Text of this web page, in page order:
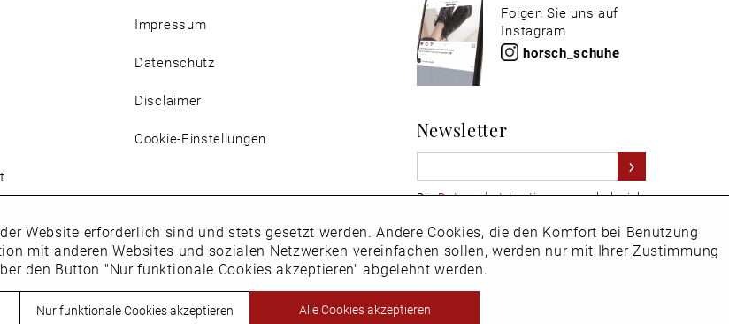
Impressum
Datenschutz
Disclaimer
Cookie-Einstellungen
Folgen Sie uns auf
Instagram
horsch_schuhe
Newsletter
DieDatenschutzbestimmungenhabe ich
Hiervom Newsletter abmelden. Aktiv
Website erforderlich sind und stets gesetzt werden. Andere Cookies, die den Komfort bei Benutzung
mit anderen Websites und sozialen Netzwerken vereinfachen sollen, werden nur mit Ihrer Zustimmung
den Button "Nur funktionale Cookies akzeptieren" abgelehnt werden.
Nur funktionale Cookies akzeptieren Alle Cookies akzeptieren